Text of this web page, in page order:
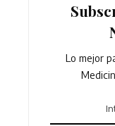
Lo mejor